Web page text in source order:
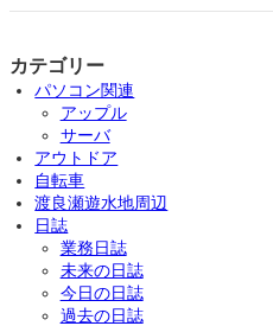
カテゴリー
パソコン関連
アップル
サーバ
アウトドア
自転車
渡良瀬遊水地周辺
日誌
業務日誌
未来の日誌
今日の日誌
過去の日誌